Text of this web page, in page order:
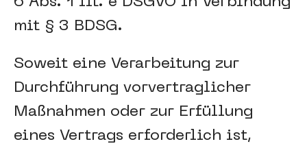
mit § 3 BDSG.
Soweit eine Verarbeitung zur
Durchführung vorvertraglicher
Maßnahmen oder zur Erfüllung
eines Vertrags erforderlich ist,